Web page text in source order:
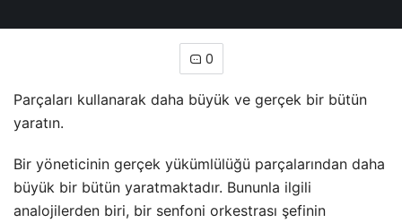
0
Parçaları kullanarak daha büyük ve gerçek bir bütün
yaratın.
Bir yöneticinin gerçek yükümlülüğü parçalarından daha
büyük bir bütün yaratmaktadır. Bununla ilgili
analojilerden biri, bir senfoni orkestrası şefinin